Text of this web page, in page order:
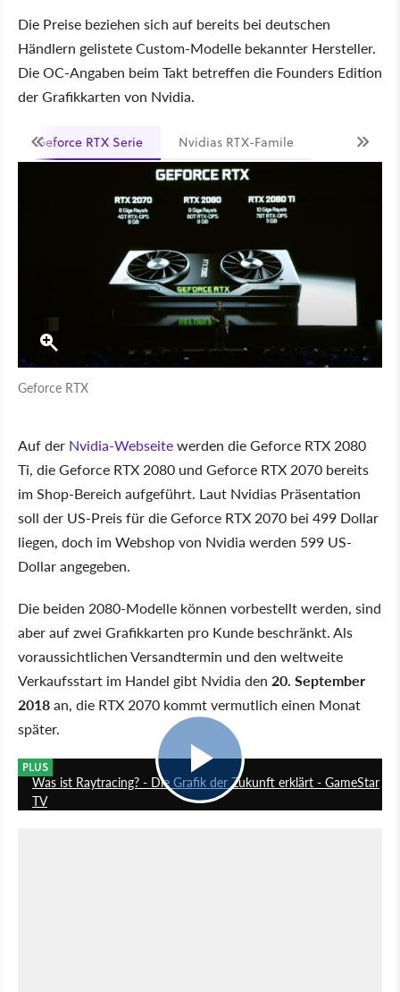
Die Preise beziehen sich auf bereits bei deutschen
Händlern gelistete Custom-Modelle bekannter Hersteller.
Die OC-Angaben beim Takt betreffen die Founders Edition
der Grafikkarten von Nvidia.
Geforce RTX Serie Nvidias RTX-Famile
Geforce RTX
Auf der Nvidia-Webseitewerden die Geforce RTX 2080
Ti, die Geforce RTX 2080 und Geforce RTX 2070 bereits
im Shop-Bereich aufgeführt. Laut Nvidias Präsentation
soll der US-Preis für die Geforce RTX 2070 bei 499 Dollar
liegen, doch im Webshop von Nvidia werden 599 US-
Dollar angegeben.
Die beiden 2080-Modelle können vorbestellt werden, sind
aber auf zwei Grafikkarten pro Kunde beschränkt. Als
voraussichtlichen Versandtermin und den weltweite
Verkaufsstart im Handel gibt Nvidia den 20. September
2018an, die RTX 2070 kommt vermutlich einen Monat
später.
PLUS
Was ist Raytracing? - Die Grafik der Zukunft erklärt - GameStar
TV